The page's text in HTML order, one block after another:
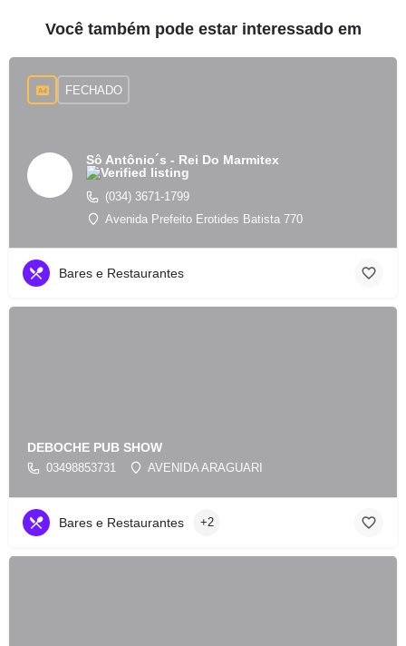
Você também pode estar interessado em
Sô Antônio´s - Rei Do Marmitex
(034) 3671-1799
Avenida Prefeito Erotides Batista 770
FECHADO
Bares e Restaurantes
DEBOCHE PUB SHOW
03498853731 AVENIDA ARAGUARI
Bares e Restaurantes +2